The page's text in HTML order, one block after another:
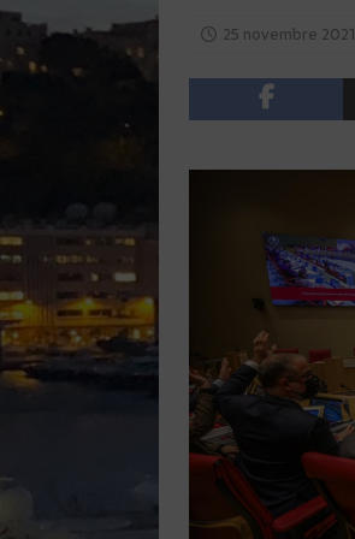
25 novembre 2021